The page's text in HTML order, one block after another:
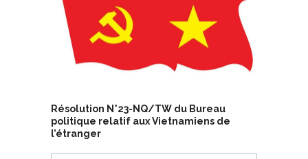
Résolution N°23-NQ/TW du Bureau
politique relatif aux Vietnamiens de
l’étranger